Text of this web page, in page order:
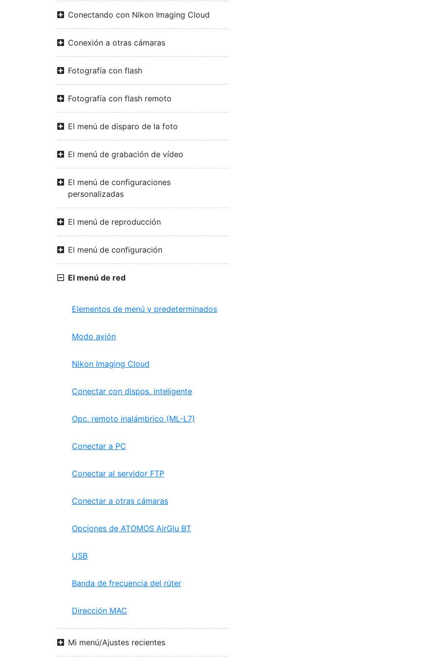
Conectando con Nikon Imaging Cloud
Conexión a otras cámaras
Fotografía con flash
Fotografía con flash remoto
El menú de disparo de la foto
El menú de grabación de vídeo
El menú de configuraciones
personalizadas
El menú de reproducción
El menú de configuración
El menú de red
Elementos de menú y predeterminados
Modo avión
Nikon Imaging Cloud
Conectar con dispos. inteligente
Opc. remoto inalámbrico (ML-L7)
Conectar a PC
Conectar al servidor FTP
Conectar a otras cámaras
Opciones de ATOMOS AirGlu BT
USB
Banda de frecuencia del rúter
Dirección MAC
Mi menú/Ajustes recientes